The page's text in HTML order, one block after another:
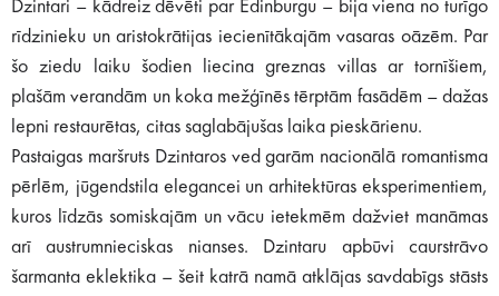
Dzintari – kādreiz dēvēti par Edinburgu – bija viena no turīgo
rīdzinieku un aristokrātijas iecienītākajām vasaras oāzēm. Par
šo ziedu laiku šodien liecina greznas villas ar tornīšiem,
plašām verandām un koka mežģīnēs tērptām fasādēm – dažas
lepni restaurētas, citas saglabājušas laika pieskārienu.
Pastaigas maršruts Dzintaros ved garām nacionālā romantisma
pērlēm, jūgendstila elegancei un arhitektūras eksperimentiem,
kuros līdzās somiskajām un vācu ietekmēm dažviet manāmas
arī austrumnieciskas nianses. Dzintaru apbūvi caurstrāvo
šarmanta eklektika – šeit katrā namā atklājas savdabīgs stāsts